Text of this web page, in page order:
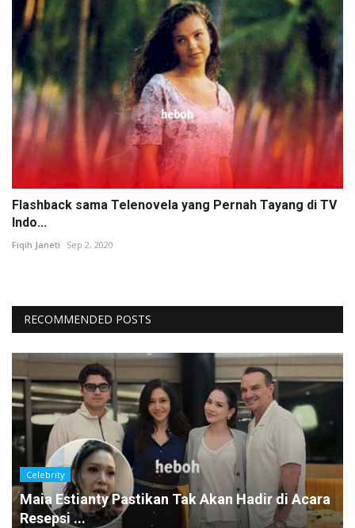
Flashback sama Telenovela yang Pernah Tayang di TV
Indo...
Fiqih Janeti Sep 2, 2020
RECOMMENDED POSTS
Celebrity
Maia Estianty Pastikan Tak Akan Hadir di Acara
Resepsi ...